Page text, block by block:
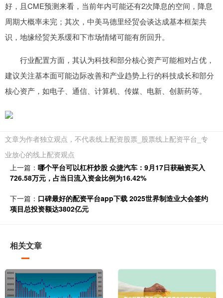
好，且CME预测来看，当前年内可能还有2次降息的空间，降息
周期大概率未完；其次，中美马德里经贸会谈达成基本框架共
识，地缘经贸关系缓和下市场情绪可能有所回升。
行业配置方面，其认为科技和部分核心资产可能相对占优，
建议关注基本面可能边际改善和产业趋势上行的科技成长和部分
核心资产，如电子、通信、计算机、传媒、电新、创新药等。
文章为作者独立观点，不代表线上配资股票_股票线上配资平台_专
业放心的线上配资观点
上一篇： 哪个平台可以杠杆炒股 众捷汽车：9月17日获融资买入
726.58万元，占当日流入资金比例为16.42%
下一篇： 口碑最好的配资平台app下载 2025世界制造业大会签约
项目总投资额达3802亿元
相关文章